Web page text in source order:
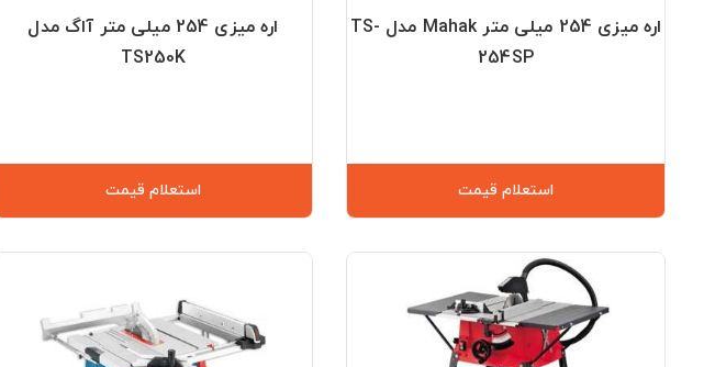
اره میزی 254 میلی متر Mahak مدل TS-
254SP
استعلام قیمت
اره میزی 254 میلی متر آاگ مدل
TS250K
استعلام قیمت